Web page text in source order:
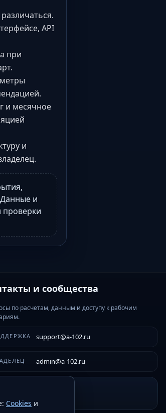
API
при
и месячное
и
Данные и
проверки
и сообщества
по расчетам, данным и доступу к рабочим
support@a-102.ru
admin@a-102.ru
ВК-сообщество
Cookies и